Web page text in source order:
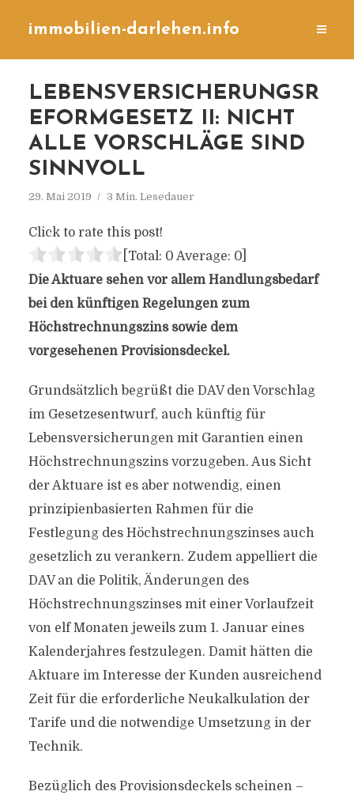
immobilien-darlehen.info
LEBENSVERSICHERUNGSR
EFORMGESETZ II: NICHT
ALLE VORSCHLÄGE SIND
SINNVOLL
29. Mai 2019 3 Min. Lesedauer
Click to rate this post!
[Total: 0 Average: 0]
Die Aktuare sehen vor allem Handlungsbedarf
bei den künftigen Regelungen zum
Höchstrechnungszins sowie dem
vorgesehenen Provisionsdeckel.
Grundsätzlich begrüßt die DAV den Vorschlag
im Gesetzesentwurf, auch künftig für
Lebensversicherungen mit Garantien einen
Höchstrechnungszins vorzugeben. Aus Sicht
der Aktuare ist es aber notwendig, einen
prinzipienbasierten Rahmen für die
Festlegung des Höchstrechnungszinses auch
gesetzlich zu verankern. Zudem appelliert die
DAV an die Politik, Änderungen des
Höchstrechnungszinses mit einer Vorlaufzeit
von elf Monaten jeweils zum 1. Januar eines
Kalenderjahres festzulegen. Damit hätten die
Aktuare im Interesse der Kunden ausreichend
Zeit für die erforderliche Neukalkulation der
Tarife und die notwendige Umsetzung in der
Technik.
Bezüglich des Provisionsdeckels scheinen –